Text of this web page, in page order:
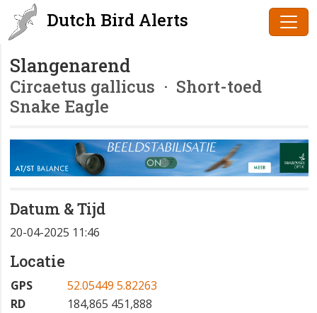
Dutch Bird Alerts
Slangenarend
Circaetus gallicus · Short-toed
Snake Eagle
Datum & Tijd
20-04-2025 11:46
Locatie
GPS
52.05449 5.82263
RD
184,865 451,888